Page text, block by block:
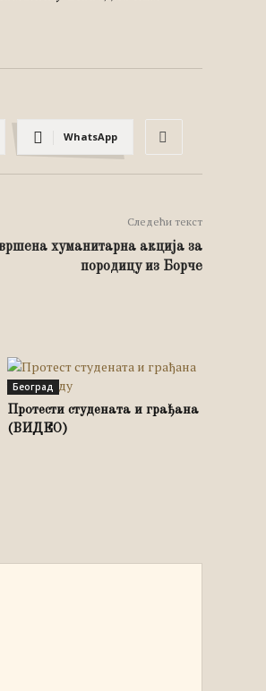
WhatsApp
Следећи текст
хуманитарна акција за
породицу из Борче
Београд
Протести студената и грађана
(ВИДЕО)